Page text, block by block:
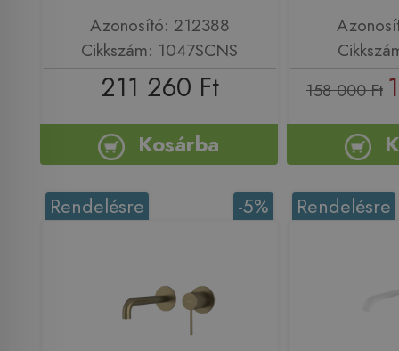
Azonosító: 212388
Cikkszám: 1047SCNS
211 260 Ft
Kosárba
158 000 Ft
-5%
Rendelésre Rendelésre